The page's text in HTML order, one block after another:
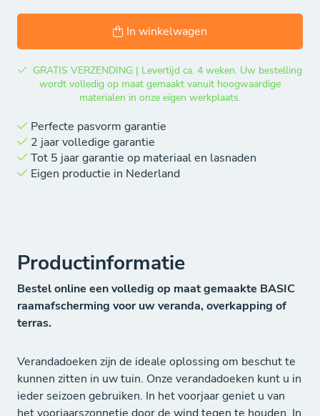
In winkelwagen
GRATIS VERZENDING | Levertijd ca. 4 weken. Uw bestelling
wordt volledig op maat gemaakt vanuit hoogwaardige
materialen in onze eigen werkplaats.
Perfecte pasvorm garantie
2 jaar volledige garantie
Tot 5 jaar garantie op materiaal en lasnaden
Eigen productie in Nederland
Productinformatie
Bestel online een volledig op maat gemaakte BASIC
raamafscherming voor uw veranda, overkapping of
terras.
Verandadoeken zijn de ideale oplossing om beschut te
kunnen zitten in uw tuin. Onze verandadoeken kunt u in
ieder seizoen gebruiken. In het voorjaar geniet u van